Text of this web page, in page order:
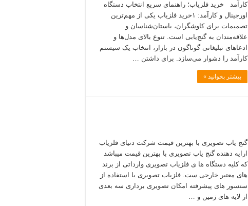
کارآمد خرید فلزیاب؛ راهنمای سریع انتخاب دستگاه
اورجینال و کارآمد: ۱خرید فلزیاب یکی از مهم‌ترین
تصمیمات برای کاوشگران، باستان‌شناسان و
علاقه‌مندان به گنج‌یابی است. تنوع بالای مدل‌ها و
ادعاهای تبلیغاتی گوناگون در بازار، انتخاب یک سیستم
کارآمد را دشوار می‌سازد. برای داشتن …
بیشتر بخوانید »
گنج یاب تصویری با بهترین قیمت شرکت دنیای فلزیاب
ارایه دهنده گنج یاب تصویری با بهترین قیمت میباشد
که کلیه دستگاه ها ی فلزیاب تصویری وارداتی از برند
های معتبر خارجی ست. فلزیاب تصویری با استفاده از
سنسور های پیشرفته امکان تصویری برداری سه بعدی
از لایه های زمین و …